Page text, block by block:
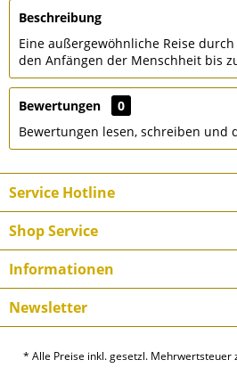
Beschreibung
Eine außergewöhnliche Reise
den Anfängen der Menschheit bis
Bewertungen
0
Bewertungen lesen, schreiben und
Service Hotline
Shop Service
Informationen
Newsletter
* Alle Preise inkl. gesetzl. Mehrwertsteuer